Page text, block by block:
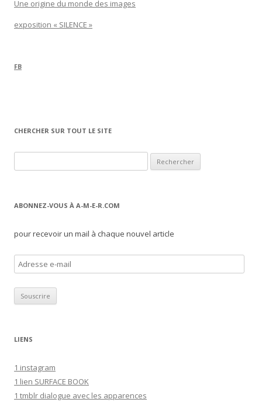
Une origine du monde des images
exposition « SILENCE »
FB
CHERCHER SUR TOUT LE SITE
ABONNEZ-VOUS À A-M-E-R.COM
pour recevoir un mail à chaque nouvel article
d
r
e
-
m
a
LIENS
1 instagram
1 lien SURFACE BOOK
1 tmblr dialogue avec les apparences